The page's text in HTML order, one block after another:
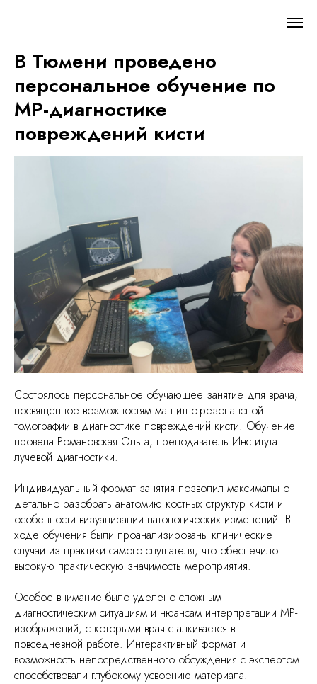
В Тюмени проведено
персональное обучение по
МР-диагностике
повреждений кисти
Состоялось персональное обучающее занятие для врача,
посвященное возможностям магнитно-резонансной
томографии в диагностике повреждений кисти. Обучение
провела Романовская Ольга, преподаватель Института
лучевой диагностики.
Индивидуальный формат занятия позволил максимально
детально разобрать анатомию костных структур кисти и
особенности визуализации патологических изменений. В
ходе обучения были проанализированы клинические
случаи из практики самого слушателя, что обеспечило
высокую практическую значимость мероприятия.
Особое внимание было уделено сложным
диагностическим ситуациям и нюансам интерпретации МР-
изображений, с которыми врач сталкивается в
повседневной работе. Интерактивный формат и
возможность непосредственного обсуждения с экспертом
способствовали глубокому усвоению материала.